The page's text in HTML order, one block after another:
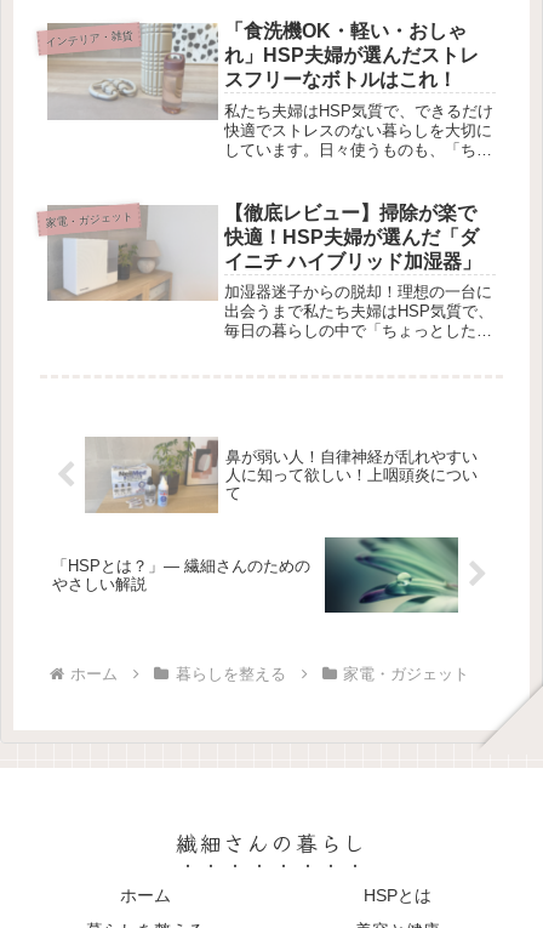
トマン・収納・サイドテーブル とし
ても活躍してくれる優れモノ！「リビ
ン...
インテリア・雑貨
「食洗機OK・軽い・おしゃ
れ」HSP夫婦が選んだストレ
スフリーなボトルはこれ！
私たち夫婦はHSP気質で、できるだけ
快適でストレスのない暮らしを大切に
しています。日々使うものも、「ちょ
を選びたい！ 今回は最近、理想のマ
イボトルを見つけたので紹介させて
い...
家電・ガジェット
【徹底レビュー】掃除が楽で
快適！HSP夫婦が選んだ「ダ
イニチ ハイブリッド加湿器」
加湿器迷子からの脱却！理想の一台に
出会うまで私たち夫婦はHSP気質で、
毎日の暮らしの中で「ちょっとしたス
鼻が弱い人！自律神経が乱れやすい
人に知って欲しい！上咽頭炎につい
て
「HSPとは？」— 繊細さんのための
やさしい解説
ホーム 暮らしを整える 家電・ガジェット
繊細さんの暮らし
ホーム
HSPとは